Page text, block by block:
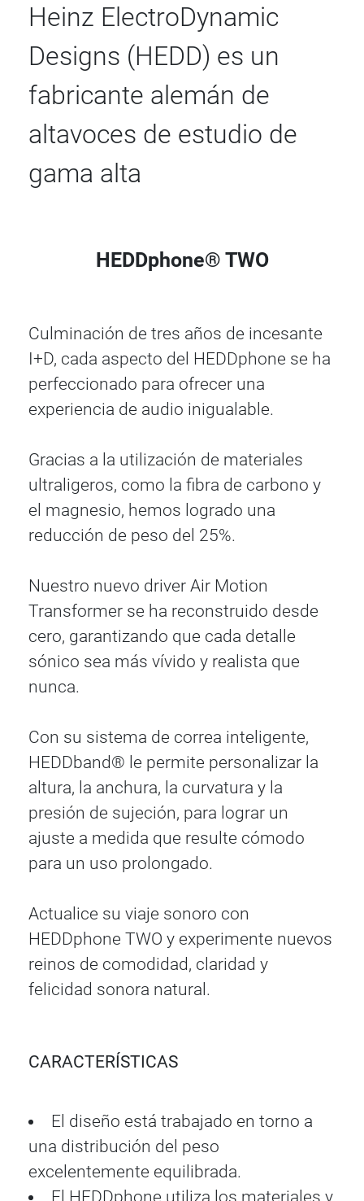
Heinz ElectroDynamic
Designs (HEDD) es un
fabricante alemán de
altavoces de estudio de
gama alta
HEDDphone® TWO
Culminación de tres años de incesante
I+D, cada aspecto del HEDDphone se ha
perfeccionado para ofrecer una
experiencia de audio inigualable.
Gracias a la utilización de materiales
ultraligeros, como la fibra de carbono y
el magnesio, hemos logrado una
reducción de peso del 25%.
Nuestro nuevo driver Air Motion
Transformer se ha reconstruido desde
cero, garantizando que cada detalle
sónico sea más vívido y realista que
nunca.
Con su sistema de correa inteligente,
HEDDband® le permite personalizar la
altura, la anchura, la curvatura y la
presión de sujeción, para lograr un
ajuste a medida que resulte cómodo
para un uso prolongado.
Actualice su viaje sonoro con
HEDDphone TWO y experimente nuevos
reinos de comodidad, claridad y
felicidad sonora natural.
CARACTERÍSTICAS
El diseño está trabajado en torno a
una distribución del peso
excelentemente equilibrada.
El HEDDphone utiliza los materiales y